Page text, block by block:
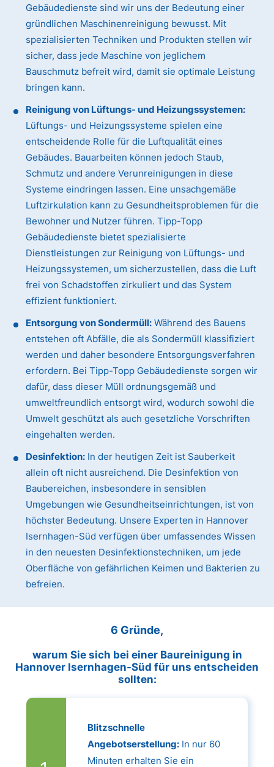
Gebäudedienste sind wir uns der Bedeutung einer
gründlichen Maschinenreinigung bewusst. Mit
spezialisierten Techniken und Produkten stellen wir
sicher, dass jede Maschine von jeglichem
Bauschmutz befreit wird, damit sie optimale Leistung
bringen kann.
Reinigung von Lüftungs- und Heizungssystemen:
Lüftungs- und Heizungssysteme spielen eine
entscheidende Rolle für die Luftqualität eines
Gebäudes. Bauarbeiten können jedoch Staub,
Schmutz und andere Verunreinigungen in diese
Systeme eindringen lassen. Eine unsachgemäße
Luftzirkulation kann zu Gesundheitsproblemen für die
Bewohner und Nutzer führen. Tipp-Topp
Gebäudedienste bietet spezialisierte
Dienstleistungen zur Reinigung von Lüftungs- und
Heizungssystemen, um sicherzustellen, dass die Luft
frei von Schadstoffen zirkuliert und das System
effizient funktioniert.
Entsorgung von Sondermüll: Während des Bauens
entstehen oft Abfälle, die als Sondermüll klassifiziert
werden und daher besondere Entsorgungsverfahren
erfordern. Bei Tipp-Topp Gebäudedienste sorgen wir
dafür, dass dieser Müll ordnungsgemäß und
umweltfreundlich entsorgt wird, wodurch sowohl die
Umwelt geschützt als auch gesetzliche Vorschriften
eingehalten werden.
Desinfektion: In der heutigen Zeit ist Sauberkeit
allein oft nicht ausreichend. Die Desinfektion von
Baubereichen, insbesondere in sensiblen
Umgebungen wie Gesundheitseinrichtungen, ist von
höchster Bedeutung. Unsere Experten in Hannover
Isernhagen-Süd verfügen über umfassendes Wissen
in den neuesten Desinfektionstechniken, um jede
Oberfläche von gefährlichen Keimen und Bakterien zu
befreien.
6 Gründe,
warum Sie sich bei einer Baureinigung in
Hannover Isernhagen-Süd für uns entscheiden
sollten:
Blitzschnelle
Angebotserstellung:In nur 60
Minuten erhalten Sie ein